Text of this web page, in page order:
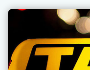
круглосуточно,
максимально
Выплаты
не взимаем
всегда